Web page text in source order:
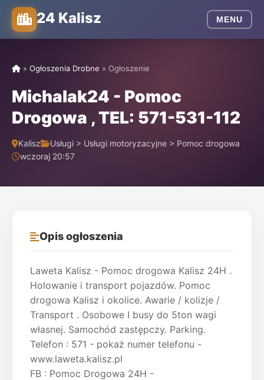
24 Kalisz MENU
» Ogłoszenia Drobne » Ogłoszenie
Michalak24 - Pomoc
Drogowa , TEL: 571-531-112
Kalisz
Usługi > Usługi motoryzacyjne > Pomoc drogowa
wczoraj 20:57
Opis ogłoszenia
Laweta Kalisz - Pomoc drogowa Kalisz 24H .
Holowanie i transport pojazdów. Pomoc
drogowa Kalisz i okolice. Awarie / kolizje /
Transport . Osobowe I busy do 5ton wagi
własnej. Samochód zastępczy. Parking.
Telefon : 571 - pokaż numer telefonu -
www.laweta.kalisz.pl
FB : Pomoc Drogowa 24H -